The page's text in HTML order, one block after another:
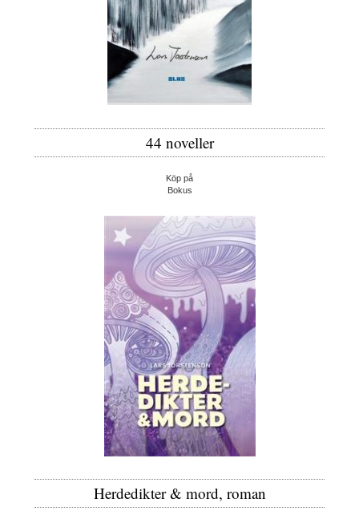
44 noveller
Köp på
Bokus
Herdedikter & mord, roman